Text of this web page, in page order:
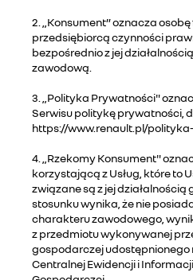
2. „Konsument” oznacza
przedsiębiorcą czynności
bezpośrednio z jej
zawodową.
3. „Polityka Prywatności"
Serwisu politykę prywatności,
https://www.renault.pl/
4. „Rzekomy Konsument"
korzystającą z Usług, które to
związane są z jej
stosunku wynika, że nie
charakteru zawodowego,
z przedmiotu wykonywanej
gospodarczej udostępnionego
Centralnej Ewidencji i